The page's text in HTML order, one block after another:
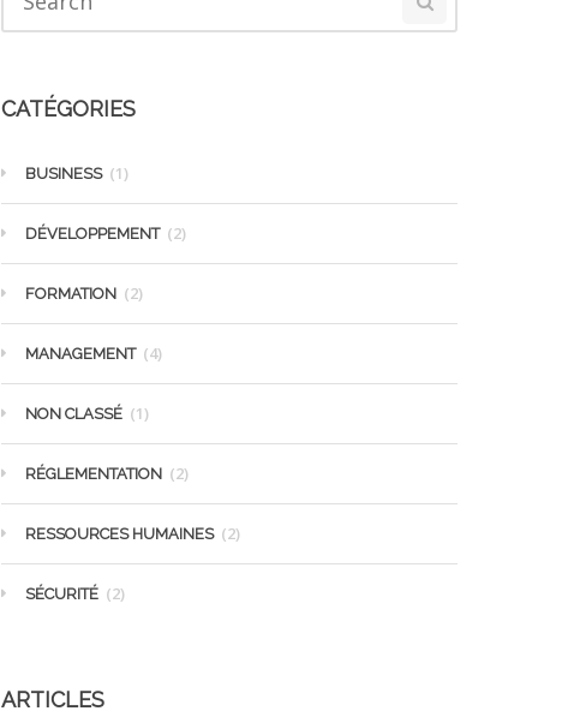
CATÉGORIES
BUSINESS (1)
DÉVELOPPEMENT (2)
FORMATION (2)
MANAGEMENT (4)
NON CLASSÉ (1)
RÉGLEMENTATION (2)
RESSOURCES HUMAINES (2)
SÉCURITÉ (2)
ARTICLES